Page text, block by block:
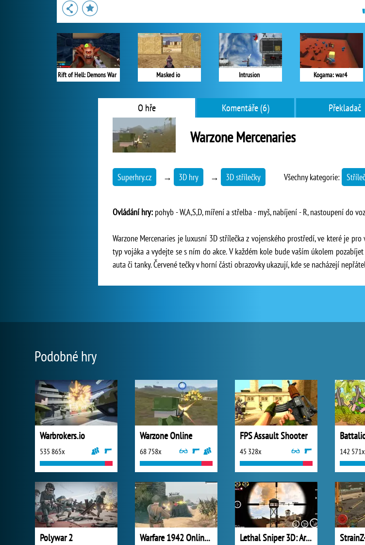
Rift of Hell: Demons War Masked io Intrusion Kogama: war4
O hře Komentáře (6) Překladač
Warzone Mercenaries
Superhry.cz → 3D hry → 3D střílečky Všechny kategorie:
Ovládání hry: pohyb - W,A,S,D, míření a střelba - myš, nabíjení - R, nastoupení do
Warzone Mercenaries je luxusní 3D střílečka z vojenského prostředí, ve které je
typ vojáka a vydejte se s ním do akce. V každém kole bude vaším úkolem
auta či tanky. Červené tečky v horní části obrazovky ukazují, kde se nacházejí
Podobné hry
Warbrokers.io
535 865x
Warzone Online
68 758x
FPS Assault Shooter
45 328x 142 571x
Polywar 2 Warfare 1942 Online Shooter Lethal Sniper 3D: Army Soldier